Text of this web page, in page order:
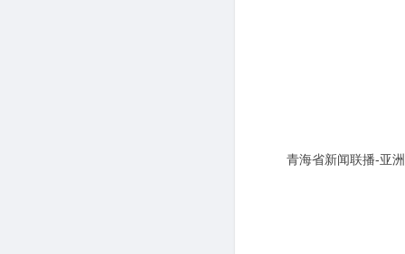
青海省新闻联播-亚